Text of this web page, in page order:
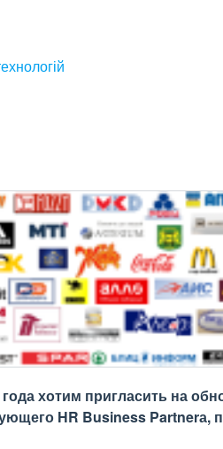
хотим пригласить на
HR Business Partnerа,